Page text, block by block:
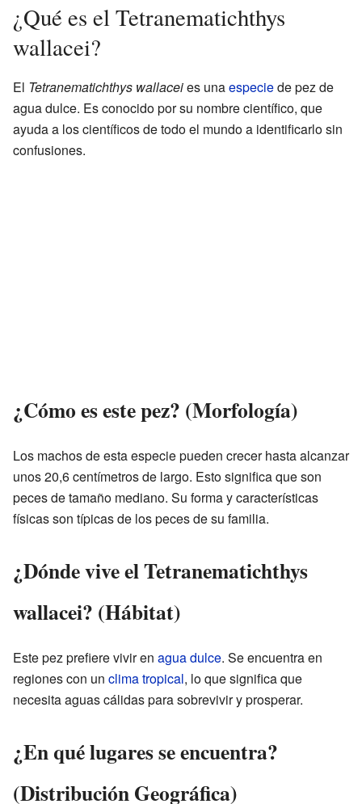
¿Qué es el Tetranematichthys
wallacei?
El Tetranematichthys wallaceies unaespeciede pez de
agua dulce. Es conocido por su nombre científico, que
ayuda a los científicos de todo el mundo a identificarlo sin
confusiones.
¿Cómo es este pez? (Morfología)
Los machos de esta especie pueden crecer hasta alcanzar
unos 20,6 centímetros de largo. Esto significa que son
peces de tamaño mediano. Su forma y características
físicas son típicas de los peces de su familia.
¿Dónde vive el Tetranematichthys
wallacei? (Hábitat)
Este pez prefiere vivir en agua dulce. Se encuentra en
regiones con un clima tropical, lo que significa que
necesita aguas cálidas para sobrevivir y prosperar.
¿En qué lugares se encuentra?
(Distribución Geográfica)